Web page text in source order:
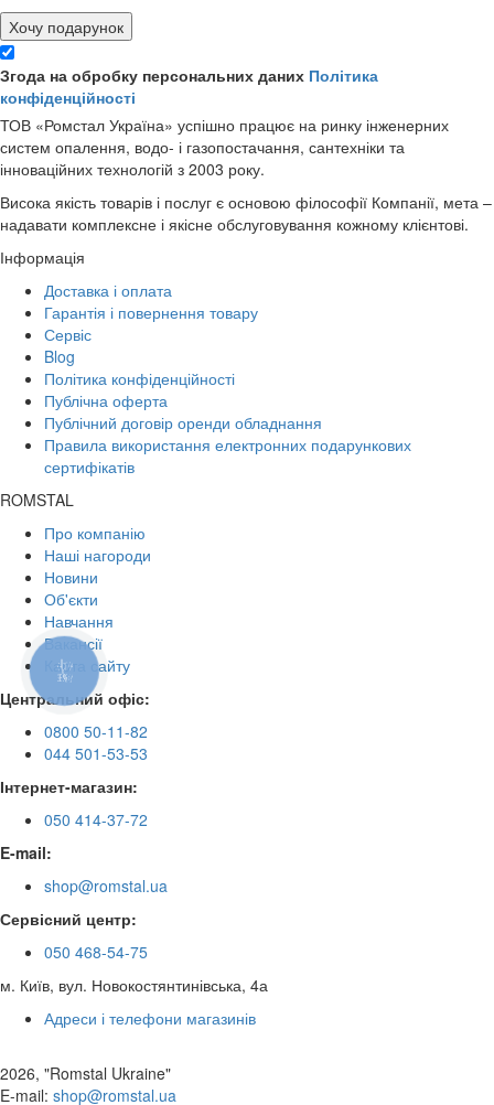
Хочу подарунок
Згода на обробку персональних даних Політика
конфіденційності
ТОВ «Ромстал Україна» успішно працює на ринку інженерних
систем опалення, водо- і газопостачання, сантехніки та
інноваційних технологій з 2003 року.
Висока якість товарів і послуг є основою філософії Компанії, мета –
надавати комплексне і якісне обслуговування кожному клієнтові.
Інформація
Доставка і оплата
Гарантія і повернення товару
Сервіс
Blog
Політика конфіденційності
Публічна оферта
Публічний договір оренди обладнання
Правила використання електронних подарункових
сертифікатів
ROMSTAL
Про компанію
Наші нагороди
Новини
Об'єкти
Навчання
Вакансії
Карта сайту
Центральний офіс:
0800 50-11-82
044 501-53-53
Інтернет-магазин:
050 414-37-72
E-mail:
shop@romstal.ua
Сервісний центр:
050 468-54-75
м. Київ, вул. Новокостянтинівська, 4а
Адреси і телефони магазинів
2026, "Romstal Ukraine"
​E-mail: shop@romstal.ua
КНОПКА
ЗВ'ЯЗКУ